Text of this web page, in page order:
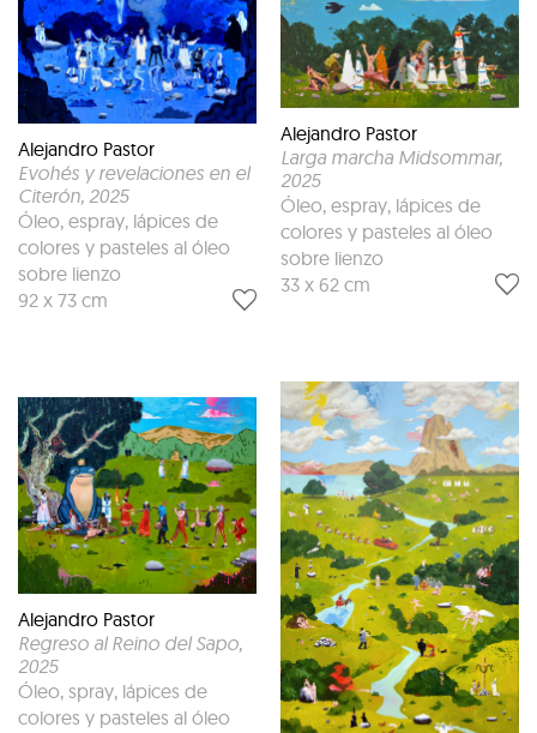
Alejandro Pastor
Evohés y revelaciones en el
Citerón, 2025
Óleo, espray, lápices de
colores y pasteles al óleo
sobre lienzo
92 x 73 cm
Alejandro Pastor
Regreso al Reino del Sapo,
2025
Óleo, spray, lápices de
colores y pasteles al óleo
Alejandro Pastor
Larga marcha Midsommar,
2025
Óleo, espray, lápices de
colores y pasteles al óleo
sobre lienzo
33 x 62 cm